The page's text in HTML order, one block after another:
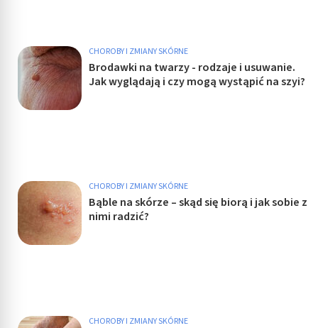
CHOROBY I ZMIANY SKÓRNE
Brodawki na twarzy - rodzaje i usuwanie.
Jak wyglądają i czy mogą wystąpić na szyi?
CHOROBY I ZMIANY SKÓRNE
Bąble na skórze – skąd się biorą i jak sobie z
nimi radzić?
CHOROBY I ZMIANY SKÓRNE